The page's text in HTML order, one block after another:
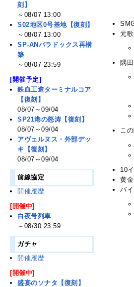
元
隅
こ
10
黄
バ
刻】
～08/07 13:00
S02地区0号基地【復刻】
～08/07 13:00
SP-ANパラドックス再構
築
～08/07 23:59
[開催予定]
鉄血工造ターミナルコア
【復刻】
08/07～09/04
SP21港の怒涛【復刻】
08/07～09/04
アヴェルヌス・外部デッ
キ【復刻】
08/07～09/04
前線協定
開催履歴
[開催中]
白夜号列車
～08/30 23:59
ガチャ
開催履歴
[開催中]
盛宴のソナタ【復刻】